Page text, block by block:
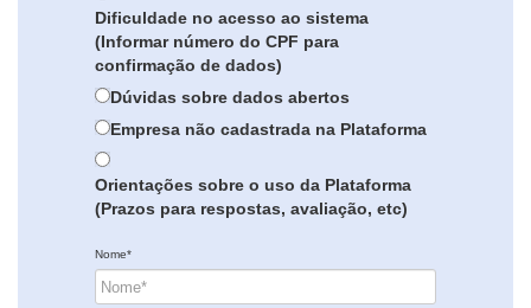
Dificuldade no acesso ao sistema
(Informar número do CPF para
confirmação de dados)
Dúvidas sobre dados abertos
Empresa não cadastrada na Plataforma
Orientações sobre o uso da Plataforma
(Prazos para respostas, avaliação, etc)
Nome*